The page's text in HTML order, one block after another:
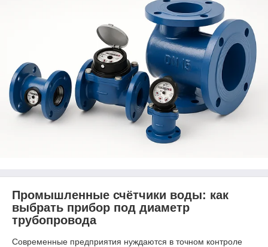
Промышленные счётчики воды: как
выбрать прибор под диаметр
трубопровода
Современные предприятия нуждаются в точном контроле